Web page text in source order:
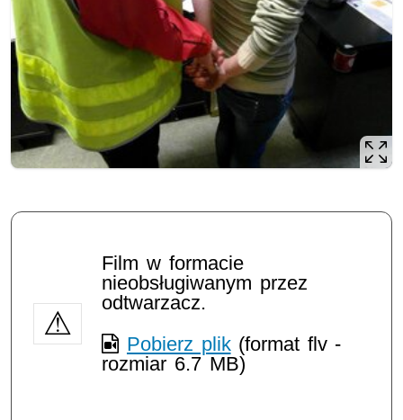
Film w formacie
nieobsługiwanym przez
odtwarzacz.
Pobierz plik(format flv -
rozmiar 6.7 MB)